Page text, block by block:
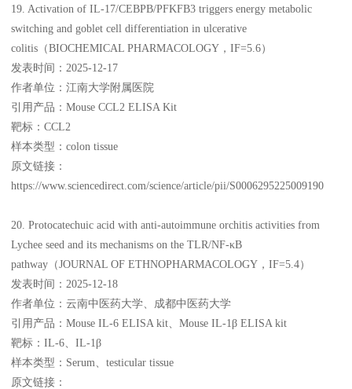
19. Activation of IL-17/CEBPB/PFKFB3 triggers energy metabolic
switching and goblet cell differentiation in ulcerative
colitis（BIOCHEMICAL PHARMACOLOGY，IF=5.6）
发表时间：2025-12-17
作者单位：江南大学附属医院
引用产品：Mouse CCL2 ELISA Kit
靶标：CCL2
样本类型：colon tissue
原文链接：
https://www.sciencedirect.com/science/article/pii/S0006295225009190
20. Protocatechuic acid with anti-autoimmune orchitis activities from
Lychee seed and its mechanisms on the TLR/NF-κB
pathway（JOURNAL OF ETHNOPHARMACOLOGY，IF=5.4）
发表时间：2025-12-18
作者单位：云南中医药大学、成都中医药大学
引用产品：Mouse IL-6 ELISA kit、Mouse IL-1β ELISA kit
靶标：IL-6、IL-1β
样本类型：Serum、testicular tissue
原文链接：